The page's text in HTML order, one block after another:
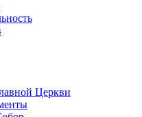
Церкви